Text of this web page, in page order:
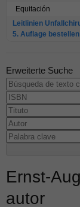
Equitación
Leitlinien
5. Auflage bestellen
Erweiterte Suche
Ernst-
autor